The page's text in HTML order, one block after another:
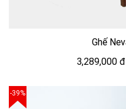
Ghế
3,289,000 đ
-39%